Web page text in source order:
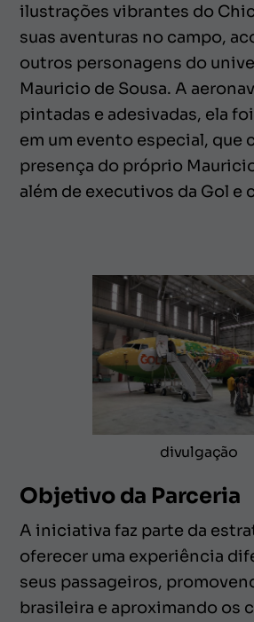
ilustrações vibrantes do
suas aventuras no campo,
outros personagens do
Mauricio de Sousa. A
pintadas e adesivadas, ela
em um evento especial, que
presença do próprio
além de executivos da Gol e
divulgação
Objetivo da Parceria
A iniciativa faz parte da
oferecer uma experiência
seus passageiros,
brasileira e aproximando os